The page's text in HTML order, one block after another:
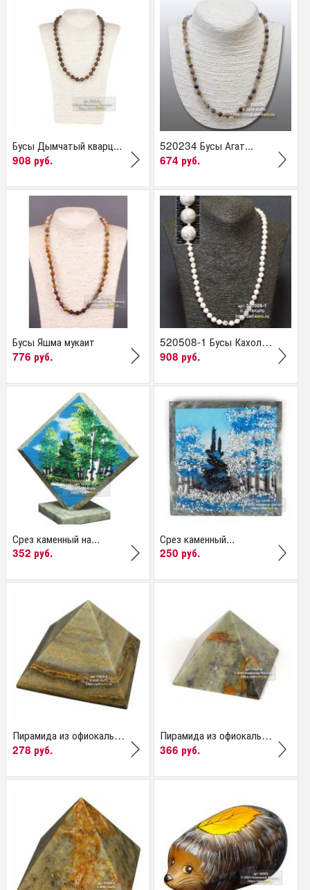
Бусы Дымчатый кварц...
908 руб.
520234 Бусы Агат...
674 руб.
Бусы Яшма мукаит
776 руб.
520508-1 Бусы Кахолонг...
908 руб.
Срез каменный на...
352 руб.
Срез каменный...
250 руб.
Пирамида из офиокальцита
278 руб.
Пирамида из офиокальцита
366 руб.